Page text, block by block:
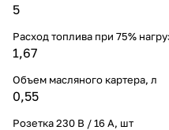
5
Расход топлива при 75%
1,67
Объем масляного картера, л
0,55
Розетка 230 В / 16 А, шт